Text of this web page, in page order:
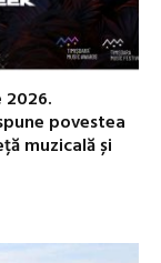
povestea
muzicală și